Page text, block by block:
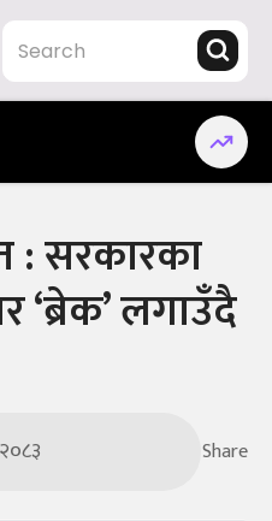
: सरकारका
‘ब्रेक’ लगाउँदै
Share